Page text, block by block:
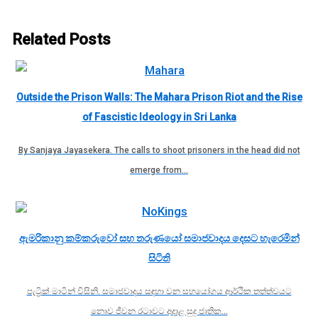
Related Posts
Outside the Prison Walls: The Mahara Prison Riot and the Rise
of Fascistic Ideology in Sri Lanka
By Sanjaya Jayasekera. The calls to shoot prisoners in the head did not
emerge from…
ඇමරිකානු කම්කරුවෝ සහ තරුණයෝ සමාජවාදය දෙසට හැරෙමින්
සිටිති
පැට්‍රික් මාටින් විසිනි. සමාජවාදය සඳහා වන සහයෝගය ආර්ථික තත්ත්වයට
නොව ජීවන රටාවට අදාළ සුදු ජාතික…